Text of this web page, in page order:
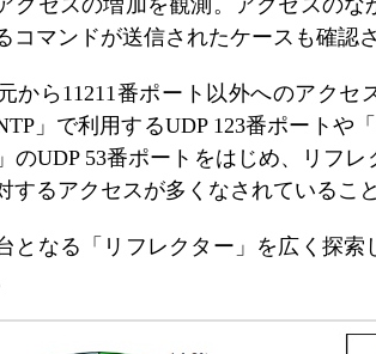
クセスの増加を観測。アクセスの
コマンドが送信されたケースも確認
から11211番ポート以外へのアクセ
」で利用するUDP 123番ポートや
のUDP 53番ポートをはじめ、リフ
するアクセスが多くなされているこ
となる「リフレクター」を広く探